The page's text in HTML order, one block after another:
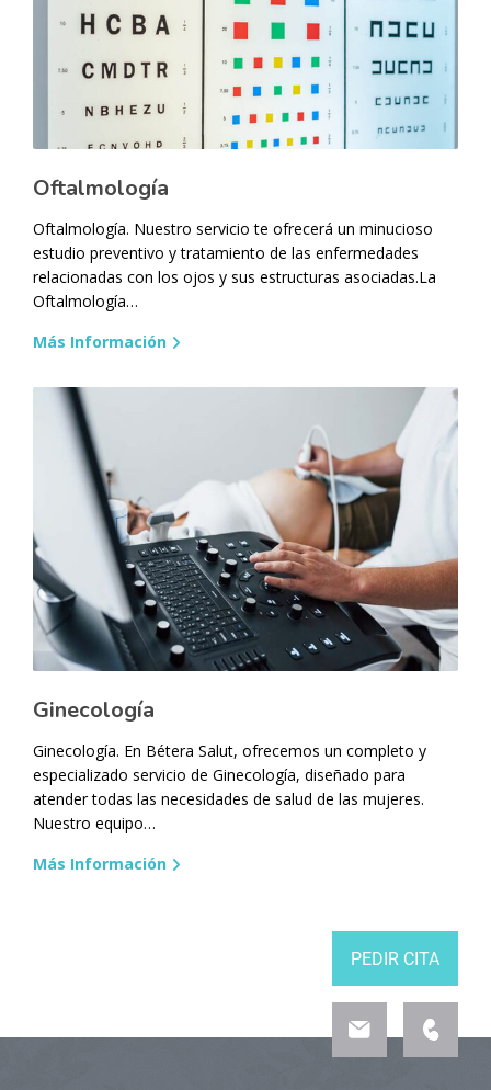
Oftalmología
Oftalmología. Nuestro servicio te ofrecerá un minucioso
estudio preventivo y tratamiento de las enfermedades
relacionadas con los ojos y sus estructuras asociadas.La
Oftalmología…
Más Información
Ginecología
Ginecología. En Bétera Salut, ofrecemos un completo y
especializado servicio de Ginecología, diseñado para
atender todas las necesidades de salud de las mujeres.
Nuestro equipo…
Más Información